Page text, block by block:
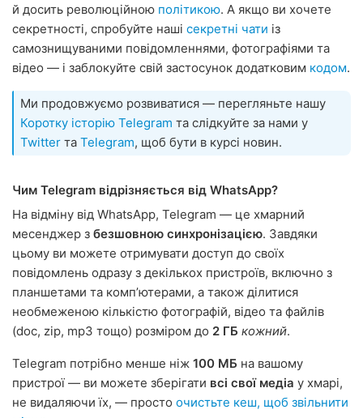
й досить революційною політикою. А якщо ви хочете
секретності, спробуйте наші секретні чати із
самознищуваними повідомленнями, фотографіями та
відео — і заблокуйте свій застосунок додатковим кодом.
Ми продовжуємо розвиватися — перегляньте нашу
Коротку історію Telegram та слідкуйте за нами у
Twitter та Telegram, щоб бути в курсі новин.
Чим Telegram відрізняється від WhatsApp?
На відміну від WhatsApp, Telegram — це хмарний
месенджер з безшовною синхронізацією. Завдяки
цьому ви можете отримувати доступ до своїх
повідомлень одразу з декількох пристроїв, включно з
планшетами та компʼютерами, а також ділитися
необмеженою кількістю фотографій, відео та файлів
(doc, zip, mp3 тощо) розміром до 2 ГБ кожний.
Telegram потрібно менше ніж 100 МБ на вашому
пристрої — ви можете зберігати всі свої медіа у хмарі,
не видаляючи їх, — просто очистьте кеш, щоб звільнити